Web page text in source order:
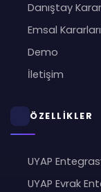
Danıştay
Emsal Kararları
Demo
İletişim
ÖZELLİKLER
UYAP
UYAP Evrak